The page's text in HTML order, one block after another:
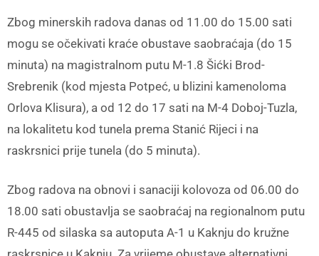
Zbog minerskih radova danas od 11.00 do 15.00 sati
mogu se očekivati kraće obustave saobraćaja (do 15
minuta) na magistralnom putu M-1.8 Šićki Brod-
Srebrenik (kod mjesta Potpeć, u blizini kamenoloma
Orlova Klisura), a od 12 do 17 sati na M-4 Doboj-Tuzla,
na lokalitetu kod tunela prema Stanić Rijeci i na
raskrsnici prije tunela (do 5 minuta).
Zbog radova na obnovi i sanaciji kolovoza od 06.00 do
18.00 sati obustavlja se saobraćaj na regionalnom putu
R-445 od silaska sa autoputa A-1 u Kaknju do kružne